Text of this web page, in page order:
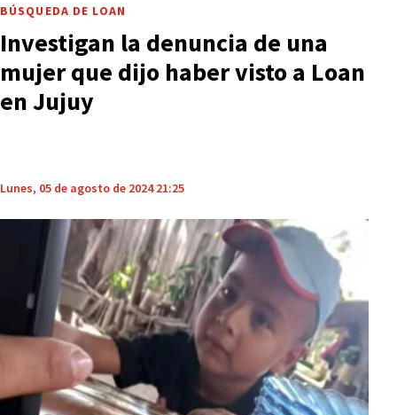
BÚSQUEDA DE LOAN
Investigan la denuncia de una
mujer que dijo haber visto a Loan
en Jujuy
Lunes, 05 de agosto de 2024 21:25